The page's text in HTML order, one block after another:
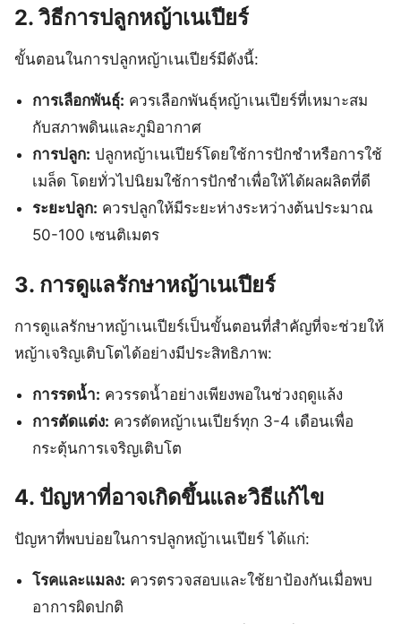
2. วิธีการปลูกหญ้าเนเปียร์
ขั้นตอนในการปลูกหญ้าเนเปียร์มีดังนี้:
การเลือกพันธุ์: ควรเลือกพันธุ์หญ้าเนเปียร์ที่เหมาะสม
กับสภาพดินและภูมิอากาศ
การปลูก: ปลูกหญ้าเนเปียร์โดยใช้การปักชำหรือการใช้
เมล็ด โดยทั่วไปนิยมใช้การปักชำเพื่อให้ได้ผลผลิตที่ดี
ระยะปลูก: ควรปลูกให้มีระยะห่างระหว่างต้นประมาณ
50-100 เซนติเมตร
3. การดูแลรักษาหญ้าเนเปียร์
การดูแลรักษาหญ้าเนเปียร์เป็นขั้นตอนที่สำคัญที่จะช่วยให้
หญ้าเจริญเติบโตได้อย่างมีประสิทธิภาพ:
การรดน้ำ: ควรรดน้ำอย่างเพียงพอในช่วงฤดูแล้ง
การตัดแต่ง: ควรตัดหญ้าเนเปียร์ทุก 3-4 เดือนเพื่อ
กระตุ้นการเจริญเติบโต
4. ปัญหาที่อาจเกิดขึ้นและวิธีแก้ไข
ปัญหาที่พบบ่อยในการปลูกหญ้าเนเปียร์ ได้แก่:
โรคและแมลง: ควรตรวจสอบและใช้ยาป้องกันเมื่อพบ
อาการผิดปกติ